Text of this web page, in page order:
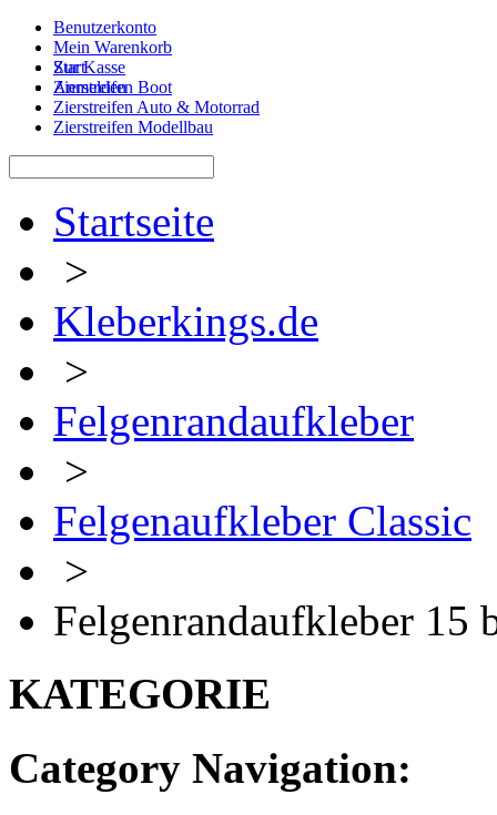
Benutzerkonto
Mein Warenkorb
Zur Kasse
Anmelden
Start
Zierstreifen Boot
Zierstreifen Auto & Motorrad
Zierstreifen Modellbau
Startseite
>
Kleberkings.de
>
Felgenrandaufkleber
>
Felgenaufkleber Classic
>
Felgenrandaufkleber 15
KATEGORIE
Category Navigation: